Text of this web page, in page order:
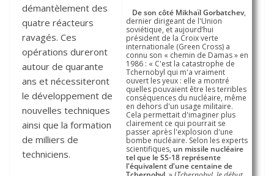
De son côté Mikhaïl Gorbatchev,
dernier dirigeant de l'Union
soviétique, et aujourd’hui
président de la Croix verte
internationale (Green Cross) a
connu son « chemin de Damas » en
1986 : « C'est la catastrophe de
Tchernobyl qui m'a vraiment
ouvert les yeux : elle a montré
quelles pouvaient être les terribles
conséquences du nucléaire, même
en dehors d'un usage militaire.
Cela permettait d'imaginer plus
clairement ce qui pourrait se
passer après l'explosion d'une
bombe nucléaire. Selon les experts
scientifiques, un missile nucléaire
tel que le SS-18 représente
l'équivalent d'une centaine de
démantèlement des
quatre réacteurs
ravagés. Ces
opérations dureront
autour de quarante
ans et nécessiteront
le développement de
nouvelles techniques
ainsi que la formation
de milliers de
techniciens.